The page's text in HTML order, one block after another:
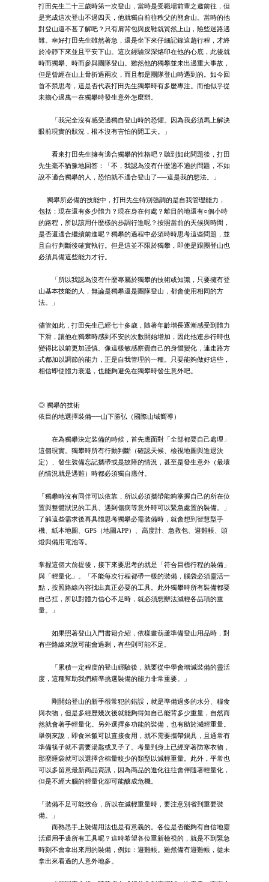
打田先生二十三歲時第一次登山，當時是受職場前輩之邀前往，但
是完成這次登山不過四天，他就獨自前往秩父的熊倉山。當時的他
對登山還不甚了解吧？只有肩背包與皮鞋就貿然上山，險些迷路遇
難。幸好打田先生雖然著急，還是坐下來仔細記錄這趟行程，才終
於冷靜下來並且平安下山。這次經驗深深烙印在他的心底，此後就
時而獨攀、時而參與團隊登山。雖然他的獨攀並未出過重大事故，
但是曾經在山上骨折過兩次，而且都是團隊登山時遇到的。如今回
首不禁思考，這是否代表打田先生獨攀時有多麼專注。而他似乎從
未擔心過萬一在獨攀時發生意外怎麼辦。
「我完全沒有感受過獨自登山時的恐懼。因為我必須馬上解決
眼前現實的狀況，根本沒有害怕的閒工夫。」
看來打田先生擁有適合獨攀的性格吧？聽到如此問題後，打田
先生毫不猶豫地回答：「不，我認為沒有什麼適不適的問題，不如
說不適合獨攀的人，恐怕就不適合登山了──這是我的想法。」
獨攀所必備的技能中，打田先生特別強調的是自我管理能力，
包括：現在還有多少體力？現在身在何處？離目的地還有○個小時
的路程，所以該用什麼樣的步調行進呢？按照當前的天候與時間，
是否還適合繼續前進呢？獨攀的過程中必須時時思考這些問題，並
且自行判斷後確實執行。但是這並不限於獨攀，即使是跟團登山也
必須具備這些能力才行。
「所以我認為沒有什麼專屬於獨攀的技術或知識，只要擁有登
山基本技能的人，無論是獨攀還是團隊登山，都會使用相同的方
法。」
儘管如此，打田先生已經七十多歲，隨著年齡增長逐漸感受到體力
下滑，讓他在獨攀時感到不安的次數開始增加，因此他連步行時也
變得比以前更加謹慎。像這樣敏感察覺自己的身體變化，連走路方
式都加以調節的能力，正是自我管理的一種。只要能夠做好這些，
相信即使體力衰退，也能夠避免在獨攀時發生意外吧。
◎ 獨攀的技術
依目的地選擇裝備──山下勝弘（國際山域嚮導）
在為獨攀決定裝備的時候，首先應面對「全部都要自己處理」
這個現實。獨攀時所有行動判斷（確認天候、檢視地圖與進退決
定）、發生裝備忘記攜帶或是故障的情況，甚至是發生意外（最壞
的情況就是遇難）時都必須獨自應付。
「獨攀時沒有同伴可以依靠，所以必須攜帶能夠掌握自己的所在位
置與整體狀況的工具、遇到傷病等意外時可以緊急處置的裝備。」
了解這些需求後再具體思考獨攀必需裝備時，就會想到智慧型手
機、紙本地圖、GPS（地圖APP）、高度計、急救包、避難帳、頭
燈與備用電池等。
掌握這個大前提後，接下來要思考的就是「符合目標行程的裝備」
與「輕量化」。「不能每次行程都帶一樣的裝備，腦袋必須靈活一
點，按照路線內容找出真正必要的工具。此外獨攀時所有裝備都要
自己扛，所以對體力信心不足時，就必須想辦法減輕各品項的重
量。」
如果照著登山入門書籍介紹，依樣畫葫蘆準備登山用品時，對
有些路線來說可能會過剩，有些則可能不足。
「累積一定程度的登山經驗後，就要從中學會增減裝備的靈活
度，這種幫助我們精準挑選裝備的能力非常重要。」
剛開始登山的新手很常犯的錯誤，就是準備過多的水分、糧食
與衣物，但是多經歷幾次後就能夠得知自己能背多少重量，自然而
然就會著手輕量化。另外選擇多功能的裝備，也有助於減輕重量。
舉例來說，即食米飯可以直接食用，就不需要攜帶鍋具，且通常有
準備筷子就不需要湯匙或叉子了。考量到身上已經穿著防寒衣物，
那麼睡袋就可以選擇含棉量較少的類型以減輕重量。此外，平常也
可以多留意最新商品資訊，因為商品的進化往往會伴隨著輕量化，
但是不經大腦的輕量化卻可能釀成危機。
「裝備不足可能致命，所以在減輕重量時，要注意別省到重要裝
備。」
而熟悉手上裝備用法也是有意義的。各位是否能夠有自信地靈
活運用手邊所有工具呢？這時希望各位重新檢視的，就是不到緊急
時刻不會拿出來用的裝備，例如：避難帳。雖然備有避難帳，從未
拿出來看過的人意外地多。